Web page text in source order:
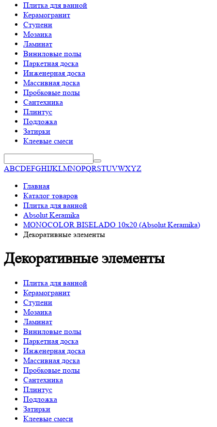
Плитка для ванной
Керамогранит
Ступени
Мозаика
Ламинат
Виниловые полы
Паркетная доска
Инженерная доска
Массивная доска
Пробковые полы
Сантехника
Плинтус
Подложка
Затирки
Клеевые смеси
ABCDEFGHIJKLMNOPQRSTUVWXYZ
Главная
Каталог товаров
Плитка для ванной
Absolut Keramika
MONOCOLOR BISELADO 10x20 (Absolut Keramika)
Декоративные элементы
Декоративные элементы
Плитка для ванной
Керамогранит
Ступени
Мозаика
Ламинат
Виниловые полы
Паркетная доска
Инженерная доска
Массивная доска
Пробковые полы
Сантехника
Плинтус
Подложка
Затирки
Клеевые смеси